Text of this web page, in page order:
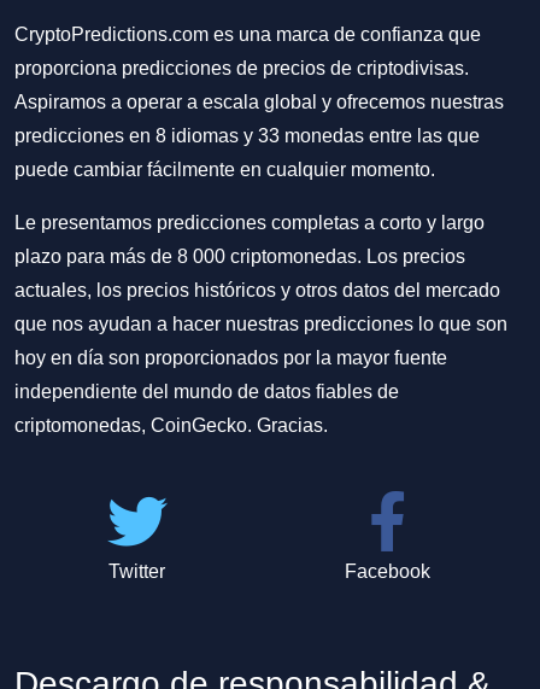
CryptoPredictions.com es una marca de confianza que
proporciona predicciones de precios de criptodivisas.
Aspiramos a operar a escala global y ofrecemos nuestras
predicciones en 8 idiomas y 33 monedas entre las que
puede cambiar fácilmente en cualquier momento.
Le presentamos predicciones completas a corto y largo
plazo para más de 8 000 criptomonedas. Los precios
actuales, los precios históricos y otros datos del mercado
que nos ayudan a hacer nuestras predicciones lo que son
hoy en día son proporcionados por la mayor fuente
independiente del mundo de datos fiables de
criptomonedas, CoinGecko. Gracias.
Twitter Facebook